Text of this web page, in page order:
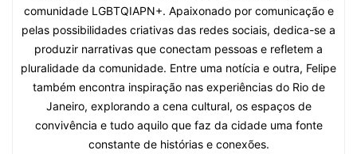
comunidade LGBTQIAPN+. Apaixonado por comunicação e
pelas possibilidades criativas das redes sociais, dedica-se a
produzir narrativas que conectam pessoas e refletem a
pluralidade da comunidade. Entre uma notícia e outra, Felipe
também encontra inspiração nas experiências do Rio de
Janeiro, explorando a cena cultural, os espaços de
convivência e tudo aquilo que faz da cidade uma fonte
constante de histórias e conexões.